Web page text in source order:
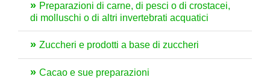
Preparazioni di carne, di pesci o di crostacei,
di molluschi o di altri invertebrati acquatici
Zuccheri e prodotti a base di zuccheri
Cacao e sue preparazioni